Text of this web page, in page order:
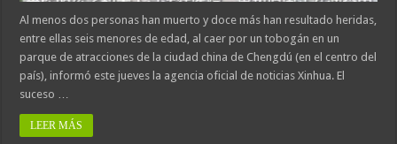
Al menos dos personas han muerto y doce más han resultado heridas,
entre ellas seis menores de edad, al caer por un tobogán en un
parque de atracciones de la ciudad china de Chengdú (en el centro del
país), informó este jueves la agencia oficial de noticias Xinhua. El
suceso …
LEER MÁS